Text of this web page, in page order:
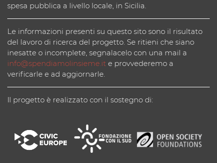
spesa pubblica a livello locale, in Sicilia.
Le informazioni presenti su questo sito sono il risultato
del lavoro di ricerca del progetto. Se ritieni che siano
inesatte o incomplete, segnalacelo con una mail a
info@spendiamolinsieme.it e provvederemo a
verificarle e ad aggiornarle.
Il progetto è realizzato con il sostegno di: